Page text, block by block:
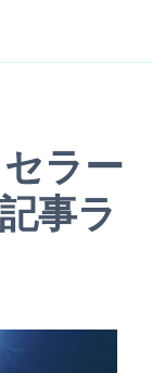
ラー
事ラ